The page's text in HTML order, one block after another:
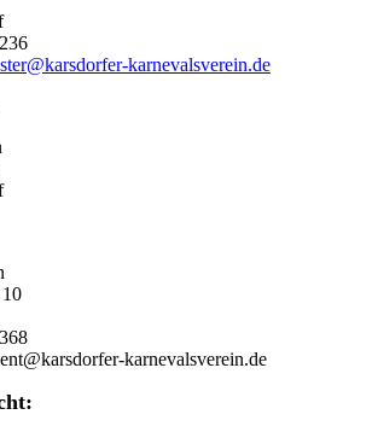
karnevalsverein.de
karnevalsverein.de